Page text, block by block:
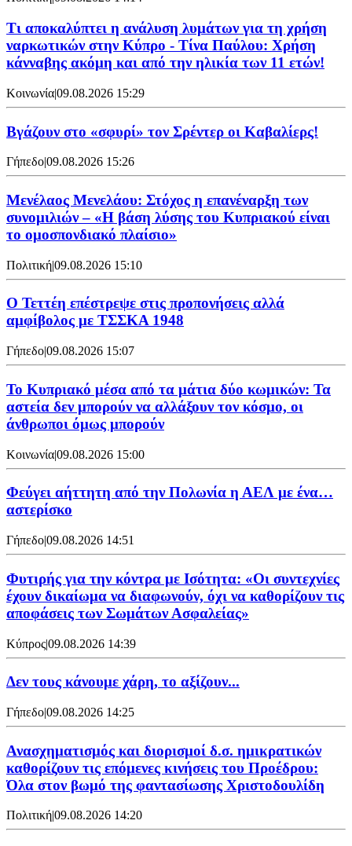
Τι αποκαλύπτει η ανάλυση λυμάτων για τη χρήση
ναρκωτικών στην Κύπρο - Τίνα Παύλου: Χρήση
κάνναβης ακόμη και από την ηλικία των 11 ετών!
Κοινωνία|09.08.2026 15:29
Bγάζουν στο «σφυρί» τον Σρέντερ οι Καβαλίερς!
Γήπεδο|09.08.2026 15:26
Μενέλαος Μενελάου: Στόχος η επανέναρξη των
συνομιλιών – «Η βάση λύσης του Κυπριακού είναι
το ομοσπονδιακό πλαίσιο»
Πολιτική|09.08.2026 15:10
Ο Τεττέη επέστρεψε στις προπονήσεις αλλά
αμφίβολος με ΤΣΣΚΑ 1948
Γήπεδο|09.08.2026 15:07
Το Κυπριακό μέσα από τα μάτια δύο κωμικών: Τα
αστεία δεν μπορούν να αλλάξουν τον κόσμο, οι
άνθρωποι όμως μπορούν
Κοινωνία|09.08.2026 15:00
Φεύγει αήττητη από την Πολωνία η ΑΕΛ με ένα…
αστερίσκο
Γήπεδο|09.08.2026 14:51
Φυτιρής για την κόντρα με Ισότητα: «Οι συντεχνίες
έχουν δικαίωμα να διαφωνούν, όχι να καθορίζουν τις
αποφάσεις των Σωμάτων Ασφαλείας»
Κύπρος|09.08.2026 14:39
Δεν τους κάνουμε χάρη, το αξίζουν...
Γήπεδο|09.08.2026 14:25
Ανασχηματισμός και διορισμοί δ.σ. ημικρατικών
καθορίζουν τις επόμενες κινήσεις του Προέδρου:
Όλα στον βωμό της φαντασίωσης Χριστοδουλίδη
Πολιτική|09.08.2026 14:20